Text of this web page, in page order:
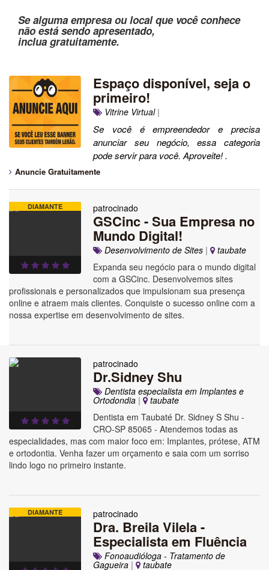
Se alguma empresa ou local que você conhece
não está sendo apresentado,
inclua gratuitamente.
Espaço disponível, seja o
primeiro!
Vitrine Virtual|
Se você é empreendedor e precisa
anunciar seu negócio, essa categoria
pode servir para você. Aproveite! .
Anuncie Gratuitamente
DIAMANTE patrocinado
GSCinc - Sua Empresa no
Mundo Digital!
Desenvolvimento de Sites |
taubate
Expanda seu negócio para o mundo digital
com a GSCinc. Desenvolvemos sites
profissionais e personalizados que impulsionam sua presença
online e atraem mais clientes. Conquiste o sucesso online com a
nossa expertise em desenvolvimento de sites.
patrocinado
Dr.Sidney Shu
Dentista especialista em Implantes e
Ortodondia |
taubate
Dentista em Taubaté Dr. Sidney S Shu -
CRO-SP 85065 - Atendemos todas as
especialidades, mas com maior foco em: Implantes, prótese, ATM
e ortodontia. Venha fazer um orçamento e saia com um sorriso
lindo logo no primeiro instante.
DIAMANTE patrocinado
Dra. Breila Vilela -
Especialista em Fluência
Fonoaudióloga - Tratamento de
Gagueira | taubate